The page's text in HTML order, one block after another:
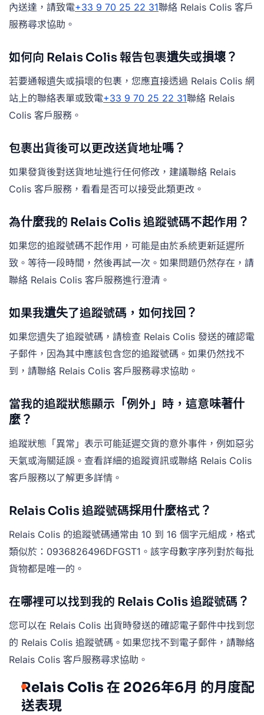
內送達，請致電+33 9 70 25 22 31聯絡 Relais Colis 客戶
服務尋求協助。
如何向 Relais Colis 報告包裹遺失或損壞？
若要通報遺失或損壞的包裹，您應直接透過 Relais Colis 網
站上的聯絡表單或致電+33 9 70 25 22 31聯絡 Relais
Colis 客戶服務。
包裹出貨後可以更改送貨地址嗎？
如果發貨後對送貨地址進行任何修改，建議聯絡 Relais
Colis 客戶服務，看看是否可以接受此類更改。
為什麼我的 Relais Colis 追蹤號碼不起作用？
如果您的追蹤號碼不起作用，可能是由於系統更新延遲所
致。等待一段時間，然後再試一次。如果問題仍然存在，請
聯絡 Relais Colis 客戶服務進行澄清。
如果我遺失了追蹤號碼，如何找回？
如果您遺失了追蹤號碼，請檢查 Relais Colis 發送的確認電
子郵件，因為其中應該包含您的追蹤號碼。如果仍然找不
到，請聯絡 Relais Colis 客戶服務尋求協助。
當我的追蹤狀態顯示「例外」時，這意味著什
麼？
追蹤狀態「異常」表示可能延遲交貨的意外事件，例如惡劣
天氣或海關延誤。查看詳細的追蹤資訊或聯絡 Relais Colis
客戶服務以了解更多詳情。
Relais Colis 追蹤號碼採用什麼格式？
Relais Colis 的追蹤號碼通常由 10 到 16 個字元組成，格式
類似於：0936826496DFGST1。該字母數字序列對於每批
貨物都是唯一的。
在哪裡可以找到我的 Relais Colis 追蹤號碼？
您可以在 Relais Colis 出貨時發送的確認電子郵件中找到您
的 Relais Colis 追蹤號碼。如果您找不到電子郵件，請聯絡
Relais Colis 客戶服務尋求協助。
Relais Colis 在 2026年6月 的月度配
送表現